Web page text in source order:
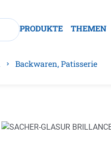
PRODUKTE THEMEN
Backwaren, Patisserie
Bildergalerie überspringen